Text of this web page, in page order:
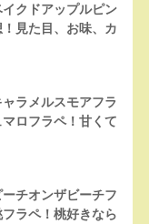
イクドアップルピン
見た目、お味、カ
ラメルスモアフラ
ロフラペ！甘くて
ーチオンザビーチフ
ラペ！桃好きなら